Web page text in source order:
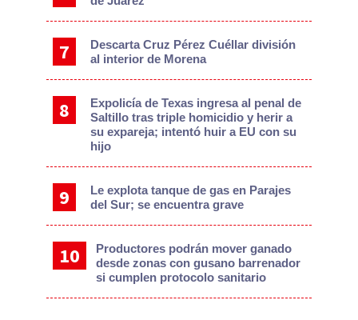
Descarta Cruz Pérez Cuéllar división
al interior de Morena
Expolicía de Texas ingresa al penal de
Saltillo tras triple homicidio y herir a
su expareja; intentó huir a EU con su
hijo
Le explota tanque de gas en Parajes
del Sur; se encuentra grave
Productores podrán mover ganado
desde zonas con gusano barrenador
si cumplen protocolo sanitario